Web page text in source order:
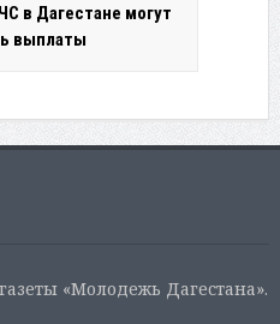
в Дагестане могут
выплаты
«Молодежь Дагестана».